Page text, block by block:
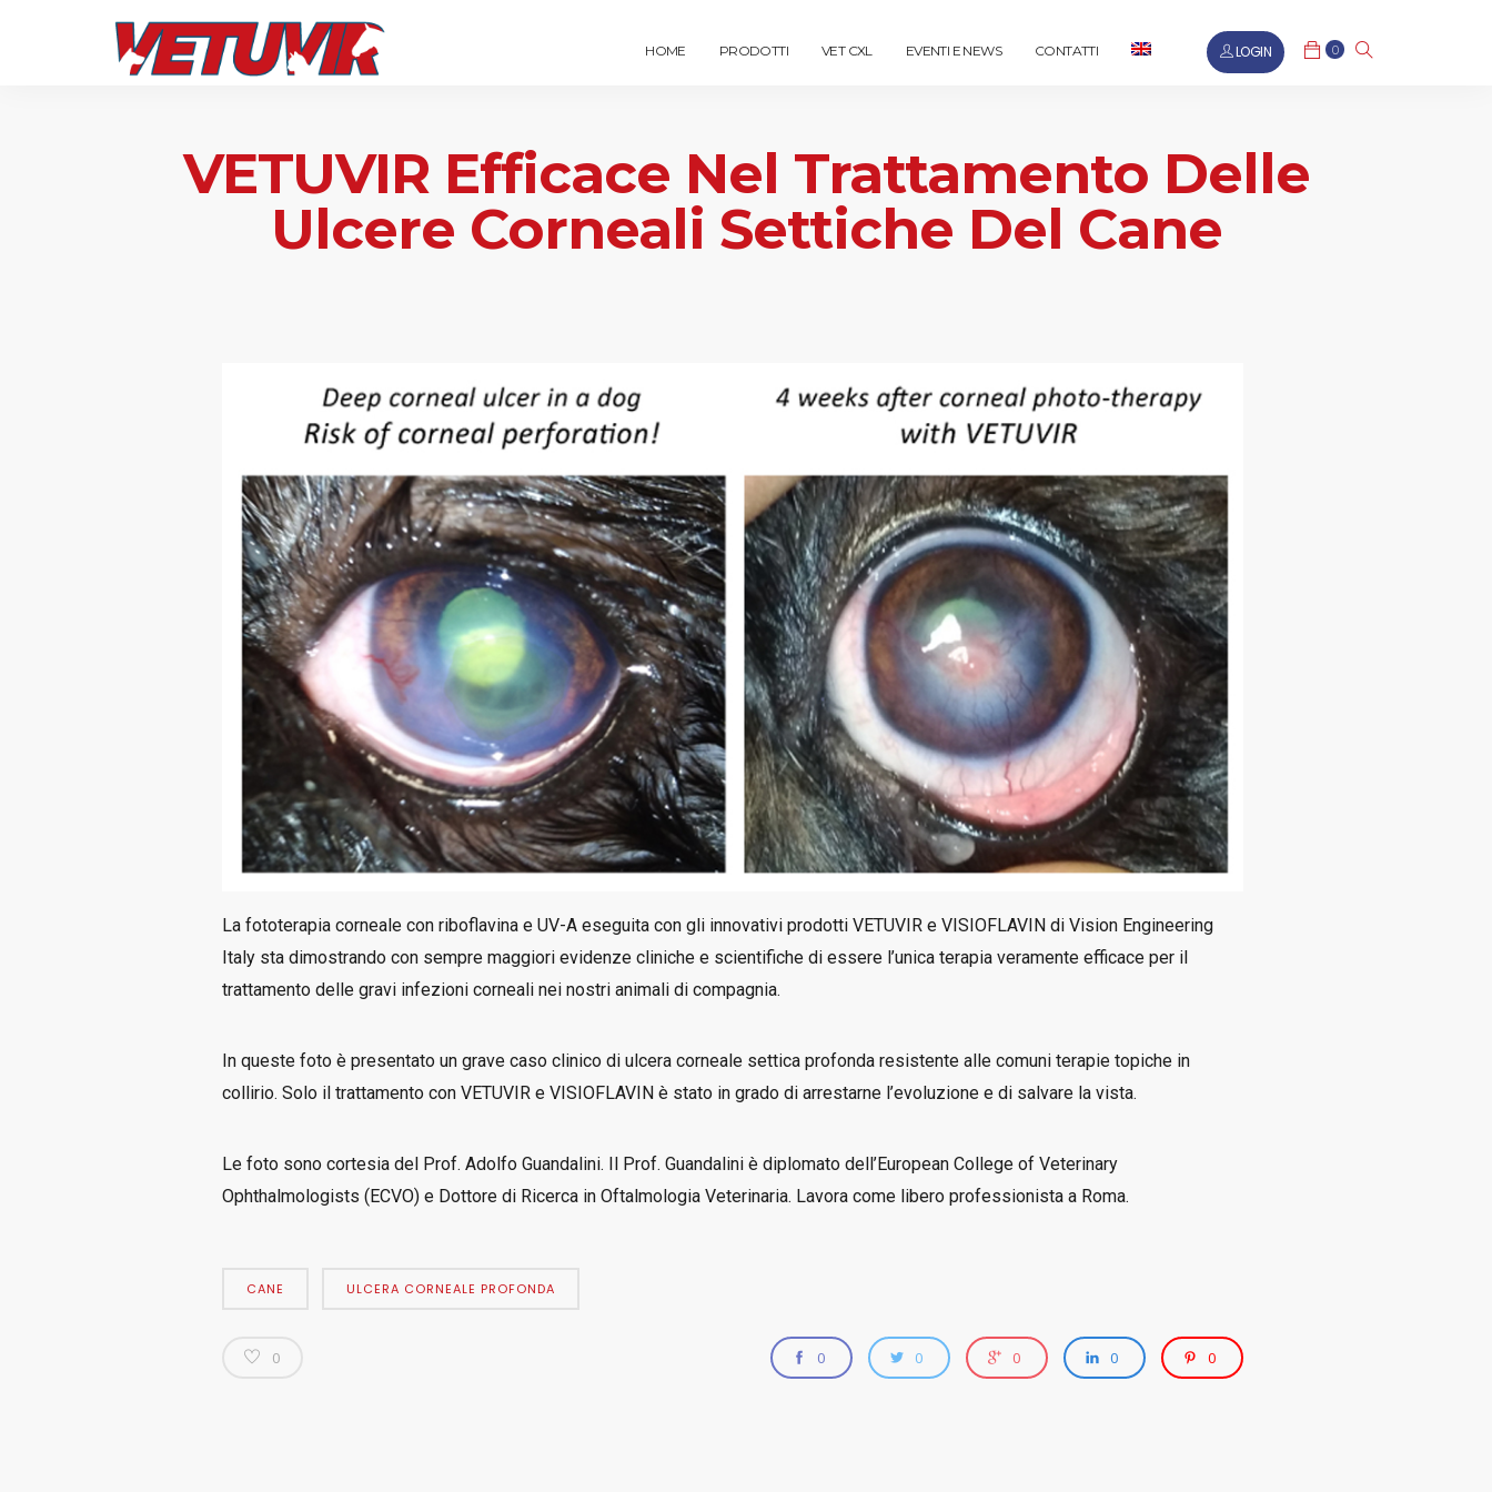
HOME PRODOTTI VET CXL EVENTI E NEWS CONTATTI LOGIN 0
VETUVIR Efficace Nel Trattamento Delle
Ulcere Corneali Settiche Del Cane
La fototerapia corneale con riboflavina e UV-A eseguita con gli innovativi prodotti VETUVIR e VISIOFLAVIN di Vision Engineering
Italy sta dimostrando con sempre maggiori evidenze cliniche e scientifiche di essere l’unica terapia veramente efficace per il
trattamento delle gravi infezioni corneali nei nostri animali di compagnia.
In queste foto è presentato un grave caso clinico di ulcera corneale settica profonda resistente alle comuni terapie topiche in
collirio. Solo il trattamento con VETUVIR e VISIOFLAVIN è stato in grado di arrestarne l’evoluzione e di salvare la vista.
Le foto sono cortesia del Prof. Adolfo Guandalini. Il Prof. Guandalini è diplomato dell’European College of Veterinary
Ophthalmologists (ECVO) e Dottore di Ricerca in Oftalmologia Veterinaria. Lavora come libero professionista a Roma.
CANE ULCERA CORNEALE PROFONDA
0 0 0 0 0 0